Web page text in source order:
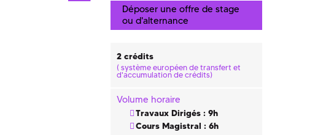
Déposer une offre de stage
ou d'alternance
2 crédits
( système européen de transfert et
d'accumulation de crédits)
Volume horaire
Travaux Dirigés : 9h
Cours Magistral : 6h